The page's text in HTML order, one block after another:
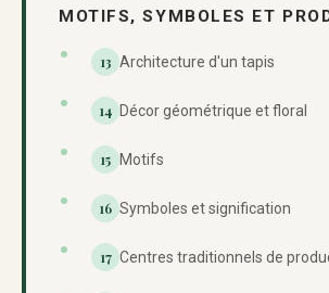
MOTIFS, SYMBOLES ET
13 Architecture d'un tapis
14 Décor géométrique et floral
15 Motifs
16 Symboles et signification
17 Centres traditionnels de